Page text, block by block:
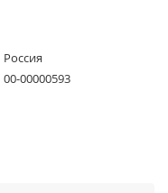
Россия
00-00000593